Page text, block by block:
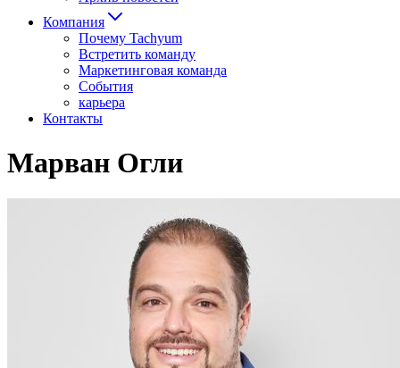
Компания
Почему Tachyum
Встретить команду
Маркетинговая команда
События
карьера
Контакты
Марван Огли